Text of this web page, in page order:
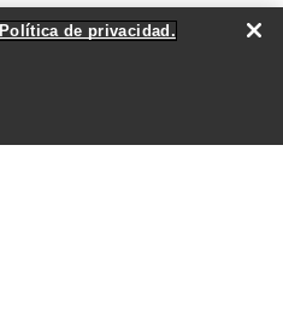
Política de privacidad.